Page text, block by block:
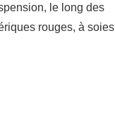
le long des
rouges, à soies